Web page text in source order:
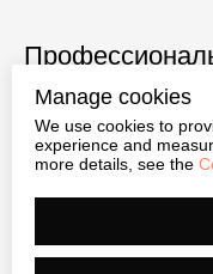
Manage cookies
We use cookies to
experience and
more details, see the
Реализуйте любую
с помощью
Адаптивность